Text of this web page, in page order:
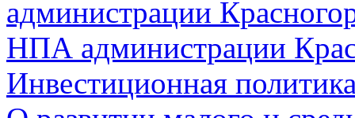
администрации
НПА администрации
Инвестиционная